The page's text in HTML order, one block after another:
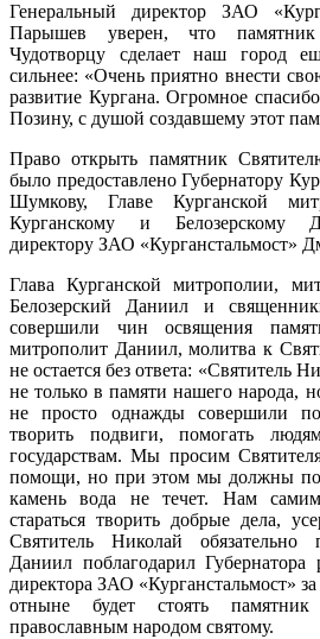
Генеральный директор ЗАО
Парышев уверен, что
Чудотворцу сделает наш город
сильнее: «Очень приятно внести
развитие Кургана. Огромное
Позину, с душой создавшему этот
Право открыть памятник
было предоставлено Губернатору
Шумкову, Главе Курганской
Курганскому и Белозерскому
директору ЗАО «Курганстальмост»
Глава Курганской митрополии,
Белозерский Даниил и
совершили чин освящения
митрополит Даниил, молитва к
не остается без ответа: «Святитель
не только в памяти нашего народа,
не просто однажды совершили
творить подвиги, помогать
государствам. Мы просим
помощи, но при этом мы должны
камень вода не течет. Нам
стараться творить добрые дела,
Святитель Николай обязательно
Даниил поблагодарил Губернатора
директора ЗАО «Курганстальмост»
отныне будет стоять
православным народом святому.